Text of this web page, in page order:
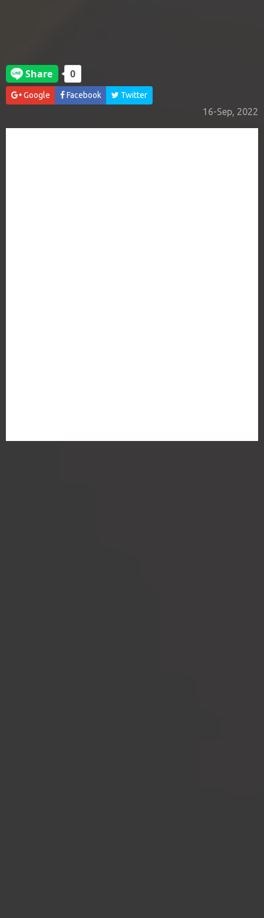
Google Facebook Twitter
16-Sep, 2022